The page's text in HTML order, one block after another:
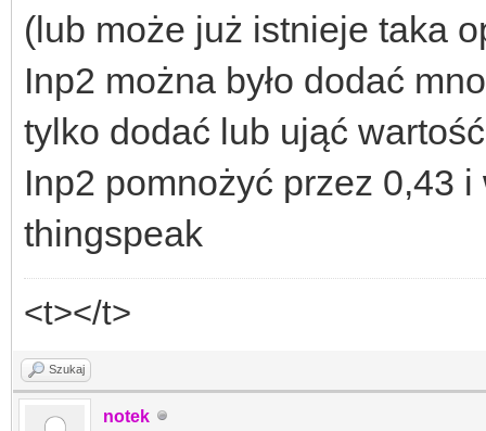
(lub może już istnieje taka
Inp2 można było dodać
tylko dodać lub ująć
Inp2 pomnożyć przez 0,43
thingspeak
<t></t>
Szukaj
notek